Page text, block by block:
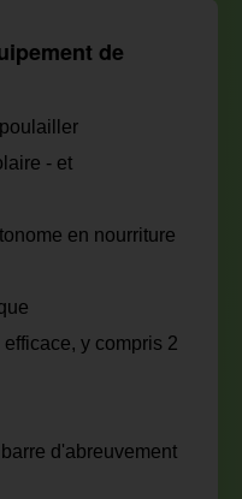
de
- et
en nourriture
y compris 2
d'abreuvement